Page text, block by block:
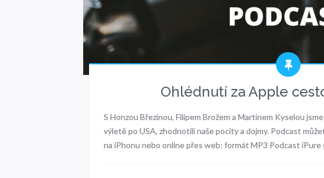
Ohlédnutí za Apple
S Honzou Březinou, Filipem Brožem a Martinem Kyselou
výletě po USA, zhodnotili naše pocity a dojmy. Podcast
na iPhonu nebo online přes web: formát MP3 Podcast iPure